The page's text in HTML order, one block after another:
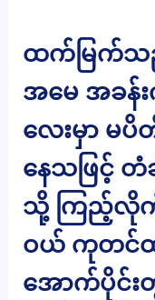
ထက်မြက်သ
အမေ အခန်း
လေးမှာ မပိ
နေသဖြင့် တံ
သို့ ကြည့်လိုက်
ဝယ် ကုတင်
အောက်ပိုင်း